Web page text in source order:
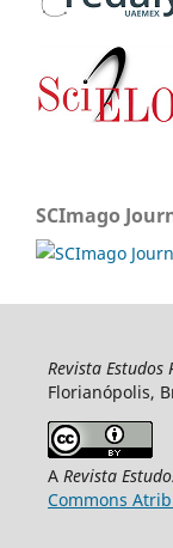
SCImago
Revista Estudos
Florianópolis,
A Revista
Commons